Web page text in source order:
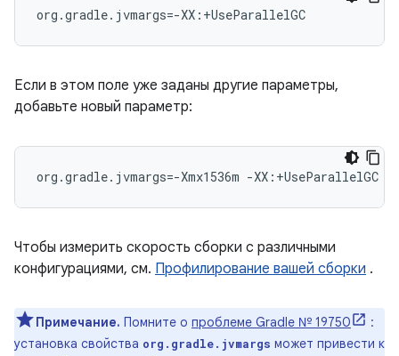
org.gradle.jvmargs=-XX:+UseParallelGC
Если в этом поле уже заданы другие параметры,
добавьте новый параметр:
org.gradle.jvmargs=-Xmx1536m -XX:+UseParallelGC
Чтобы измерить скорость сборки с различными
конфигурациями, см. Профилирование вашей сборки .
Примечание. Помните о проблеме Gradle № 19750
:
установка свойства org.gradle.jvmargs может привести к